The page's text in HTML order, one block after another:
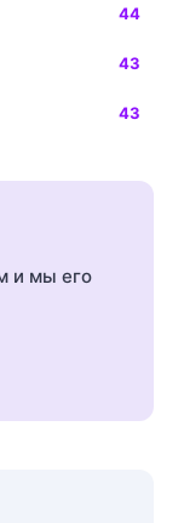
44
43
43
и мы его